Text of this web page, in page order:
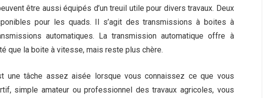
être aussi équipés d’un treuil utile pour divers travaux. Deux
pour les quads. Il s’agit des transmissions à boites à
automatiques. La transmission automatique offre à
que la boite à vitesse, mais reste plus chère.
une tâche assez aisée lorsque vous connaissez ce que vous
simple amateur ou professionnel des travaux agricoles, vous